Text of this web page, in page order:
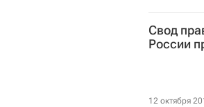
Свод
России
12 октября